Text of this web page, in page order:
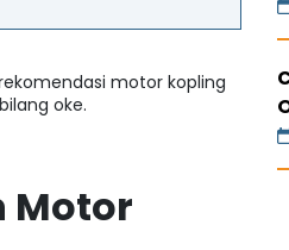
motor kopling
oke.
Motor